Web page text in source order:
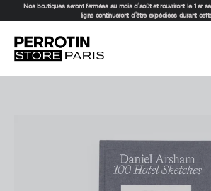
Nos boutiques seront fermées au mois d'août et rouvriront le 1er
ligne continueront d'être expédiées durant